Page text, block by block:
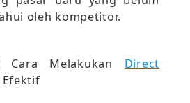
oleh kompetitor.
Melakukan Direct
Efektif